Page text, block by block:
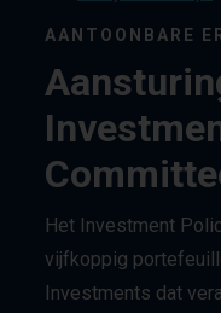
r
h
e
a
s
t
u
AANTOONBARE
Het Investment
vijfkoppig
Investments dat